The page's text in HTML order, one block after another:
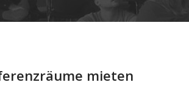
mieten